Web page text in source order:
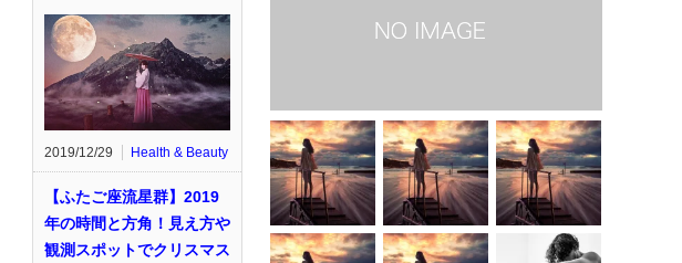
2019/12/29 Health & Beauty
【ふたご座流星群】2019
年の時間と方角！見え方や
観測スポットでクリスマス